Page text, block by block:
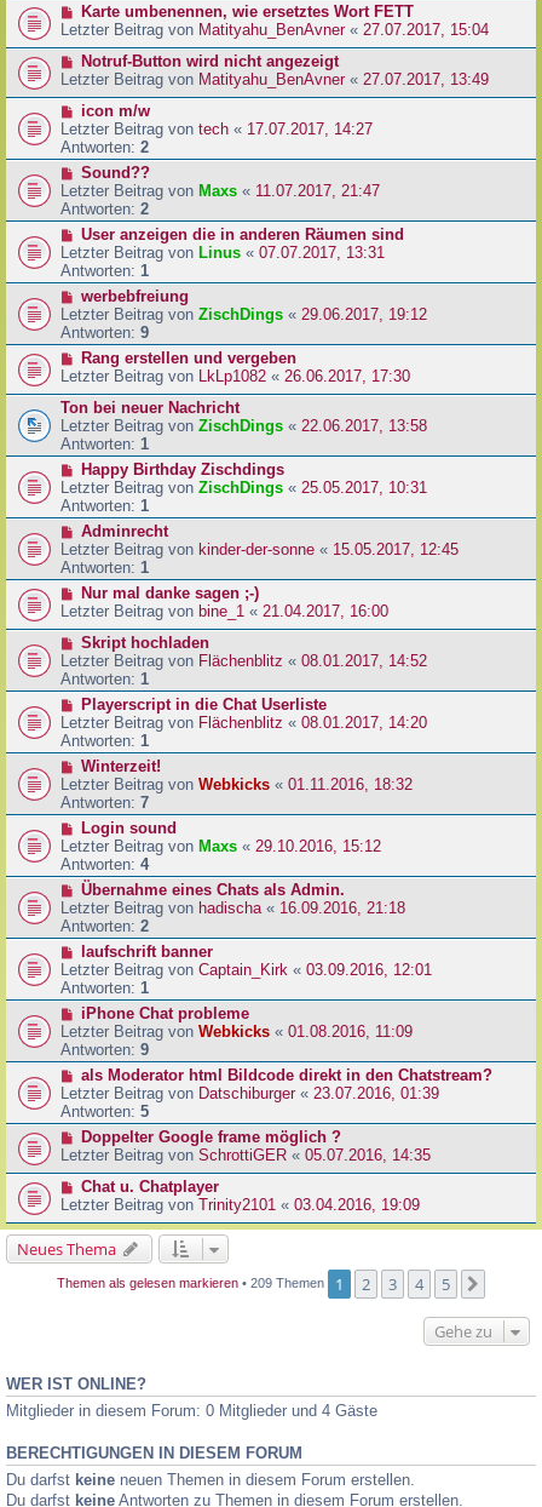
Karte umbenennen, wie ersetztes Wort FETT
Letzter Beitrag von Matityahu_BenAvner« 27.07.2017, 15:04
Notruf-Button wird nicht angezeigt
Letzter Beitrag von Matityahu_BenAvner « 27.07.2017, 13:49
icon m/w
Letzter Beitrag von tech « 17.07.2017, 14:27
Antworten: 2
Sound??
Letzter Beitrag von Maxs « 11.07.2017, 21:47
Antworten: 2
User anzeigen die in anderen Räumen sind
Letzter Beitrag von Linus « 07.07.2017, 13:31
Antworten: 1
werbebfreiung
Letzter Beitrag von ZischDings « 29.06.2017, 19:12
Antworten: 9
Rang erstellen und vergeben
Letzter Beitrag von
LkLp1082 « 26.06.2017, 17:30
Ton bei neuer Nachricht
Letzter Beitrag von ZischDings « 22.06.2017, 13:58
Antworten: 1
Happy Birthday Zischdings
Letzter Beitrag von ZischDings « 25.05.2017, 10:31
Antworten: 1
Adminrecht
Letzter Beitrag von kinder-der-sonne « 15.05.2017, 12:45
Antworten: 1
Nur mal danke sagen ;-)
Letzter Beitrag von bine_1 « 21.04.2017, 16:00
Skript hochladen
Letzter Beitrag von Flächenblitz « 08.01.2017, 14:52
Antworten: 1
Playerscript in die Chat Userliste
Letzter Beitrag von Flächenblitz « 08.01.2017, 14:20
Antworten: 1
Winterzeit!
Letzter Beitrag von Webkicks « 01.11.2016, 18:32
Antworten: 7
Login sound
Letzter Beitrag von Maxs « 29.10.2016, 15:12
Antworten: 4
Übernahme eines Chats als Admin.
Letzter Beitrag von hadischa « 16.09.2016, 21:18
Antworten: 2
laufschrift banner
Letzter Beitrag von Captain_Kirk « 03.09.2016, 12:01
Antworten: 1
iPhone Chat probleme
Letzter Beitrag von Webkicks « 01.08.2016, 11:09
Antworten: 9
als Moderator html Bildcode direkt in den Chatstream?
Letzter Beitrag von Datschiburger« 23.07.2016, 01:39
Antworten: 5
Doppelter Google frame möglich ?
Letzter Beitrag von SchrottiGER « 05.07.2016, 14:35
Chat u. Chatplayer
Letzter Beitrag von Trinity2101 « 03.04.2016, 19:09
Neues Thema
Themen als gelesen markieren • 209 Themen 1 2 3 4 5
Gehe zu
WER IST ONLINE?
Mitglieder in diesem Forum: 0 Mitglieder und 4 Gäste
BERECHTIGUNGEN IN DIESEM FORUM
Du darfst keine neuen Themen in diesem Forum erstellen.
Du darfst keine Antworten zu Themen in diesem Forum erstellen.